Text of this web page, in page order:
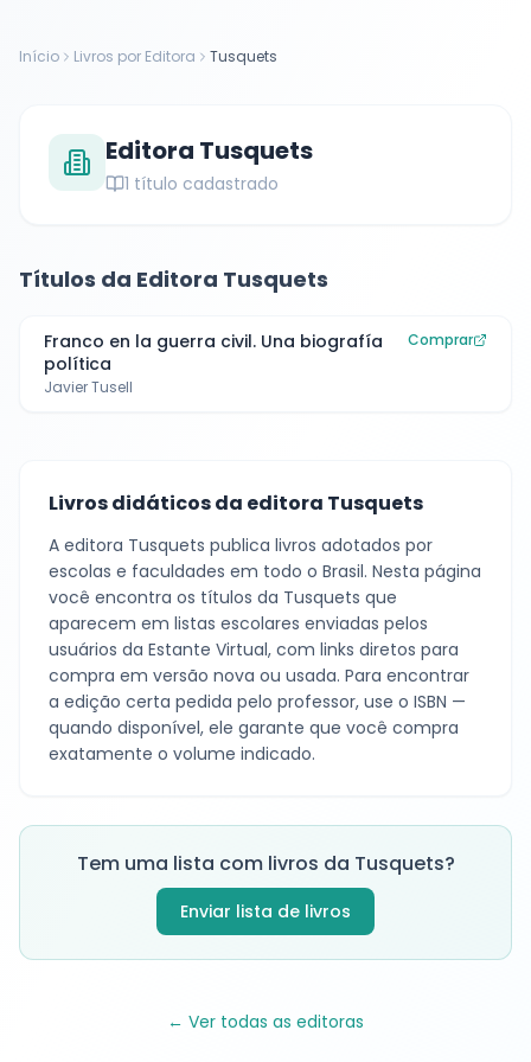
Início Livros por Editora Tusquets
Editora Tusquets
1 título cadastrado
Títulos da Editora Tusquets
Franco en la guerra civil. Una biografía
política
Javier Tusell
Comprar
Livros didáticos da editora Tusquets
A editora Tusquets publica livros adotados por
escolas e faculdades em todo o Brasil. Nesta página
você encontra os títulos da Tusquets que
aparecem em listas escolares enviadas pelos
usuários da Estante Virtual, com links diretos para
compra em versão nova ou usada. Para encontrar
a edição certa pedida pelo professor, use o ISBN —
quando disponível, ele garante que você compra
exatamente o volume indicado.
Tem uma lista com livros da Tusquets?
Enviar lista de livros
← Ver todas as editoras